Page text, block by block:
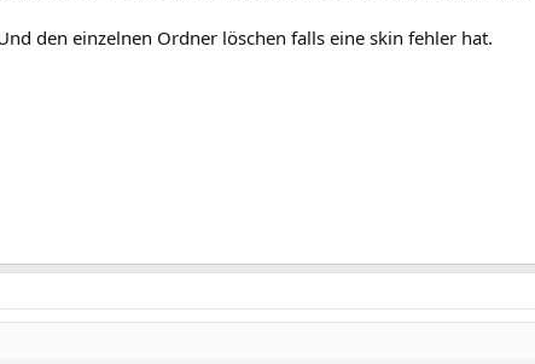
den einzelnen Ordner löschen falls eine skin fehler hat.